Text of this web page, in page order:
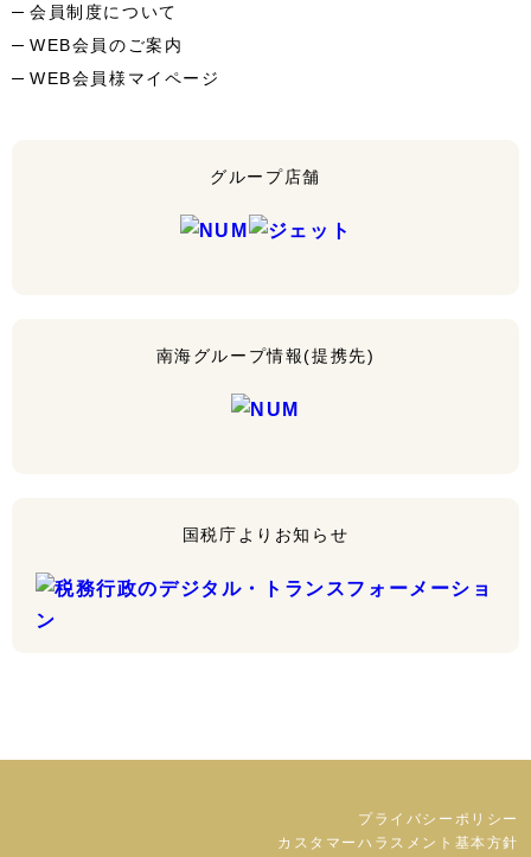
会員制度について
WEB会員のご案内
WEB会員様マイページ
グループ店舗
南海グループ情報(提携先)
国税庁よりお知らせ
プライバシーポリシー
カスタマーハラスメント基本方針